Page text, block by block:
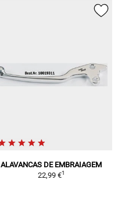
ALAVANCAS DE EMBRAIAGEM
22,99 €1